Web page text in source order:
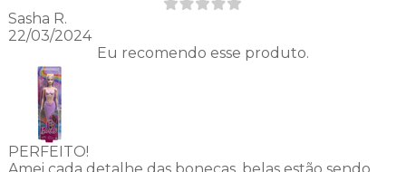
Sasha R.
22/03/2024
Eu recomendo esse produto.
PERFEITO!